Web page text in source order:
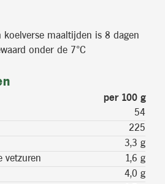
koelverse maaltijden is 8 dagen
onder de 7°C
per 100 g
54
225
3,3 g
vetzuren
1,6 g
4,0 g